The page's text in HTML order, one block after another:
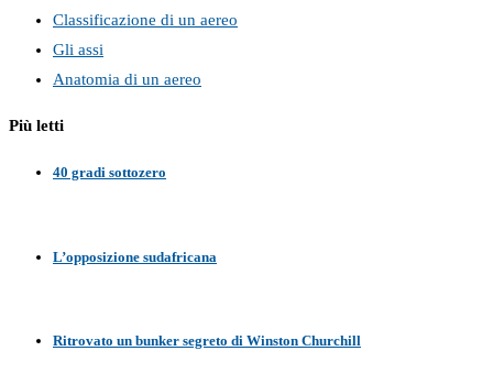
Classificazione di un aereo
Gli assi
Anatomia di un aereo
Più letti
40 gradi sottozero
L’opposizione sudafricana
Ritrovato un bunker segreto di Winston Churchill